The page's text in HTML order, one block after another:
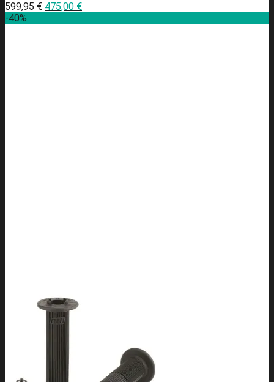
599,95€ 475,00 €
-40%